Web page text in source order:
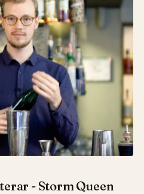
- Storm Queen